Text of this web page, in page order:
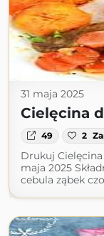
31 maja 2025
Cielęcina
49 2
Drukuj
maja 2025
cebula ząbek